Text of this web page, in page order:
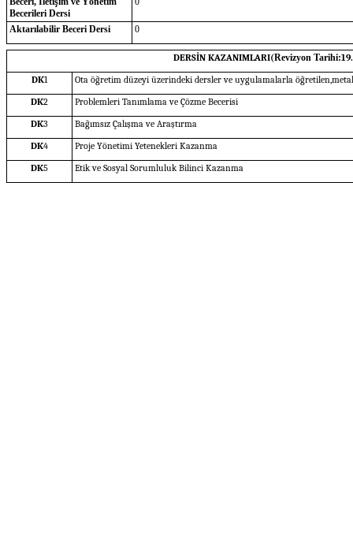
Becerileri Dersi
Aktarılabilir Beceri Dersi 0
DERSİN KAZANIMLARI(Revizyon Tarihi:
DK1
Ota öğretim düzeyi üzerindeki dersler ve uygulamalarla
DK2
Problemleri Tanımlama ve Çözme Becerisi
DK3
Bağımsız Çalışma ve Araştırma
DK4
Proje Yönetimi Yetenekleri Kazanma
DK5 Etik ve Sosyal Sorumluluk Bilinci Kazanma